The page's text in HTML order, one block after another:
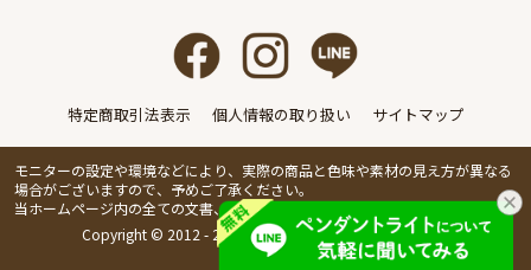
特定商取引法表示 個人情報の取り扱い サイトマップ
モニターの設定や環境などにより、実際の商品と色味や素材の見え方が異なる
場合がございますので、予めご了承ください。
当ホームページ内の全ての文書、画像の無断転載・複製を禁止します。
Copyright © 2012 - 2026 IVillage Inc. All Rights Reserved.